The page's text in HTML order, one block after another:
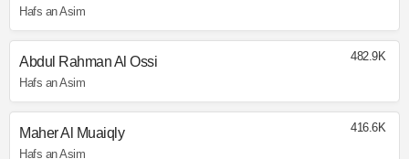
Hafs an Asim
Abdul Rahman Al Ossi
Hafs an Asim
482.9K
Maher Al Muaiqly
Hafs an Asim
416.6K